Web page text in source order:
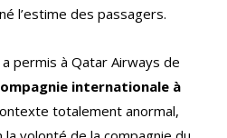
l’estime des passagers.
permis à Qatar Airways de
internationale à
totalement anormal,